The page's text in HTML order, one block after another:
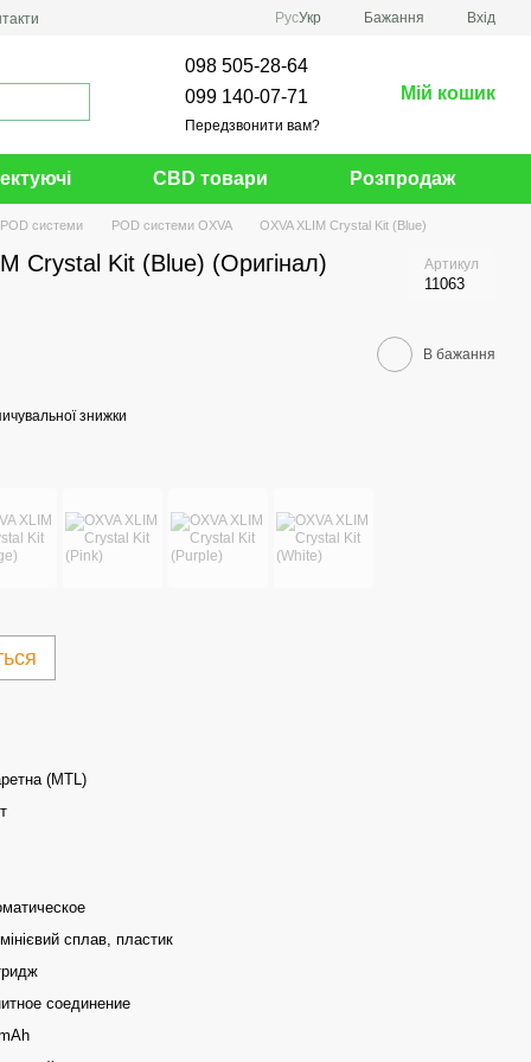
РусУкр Бажання Вхід
098 505-28-64
099 140-07-71
Передзвонити вам?
Мій кошик
CBD товари Розпродаж
POD системи POD системи OXVA OXVA XLIM Crystal Kit (Blue)
Crystal Kit (Blue) (Оригінал) Артикул
11063
В бажання
знижки
(MTL)
сплав, пластик
соединение